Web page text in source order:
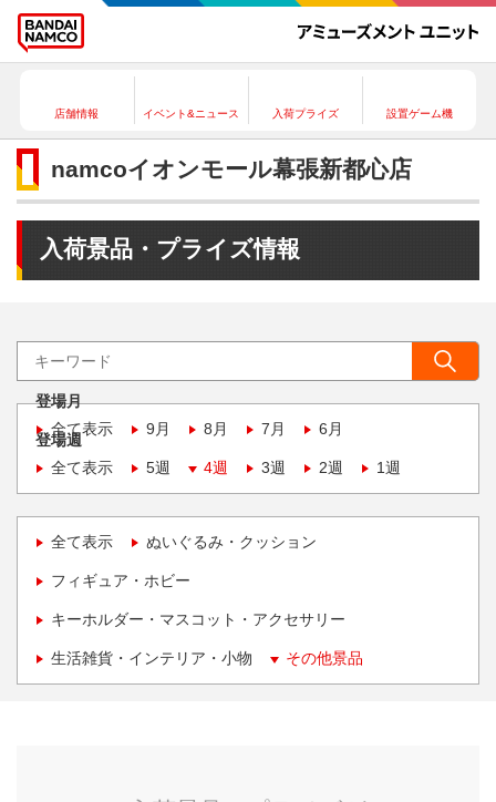
店舗情報 イベント&ニュース 入荷プライズ 設置ゲーム機
namcoイオンモール幕張新都心店
入荷景品・プライズ情報
登場月
全て表示
9月 8月 7月 6月
登場週
全て表示
5週 4週 3週 2週 1週
全て表示 ぬいぐるみ・クッション
フィギュア・ホビー
キーホルダー・マスコット・アクセサリー
生活雑貨・インテリア・小物 その他景品